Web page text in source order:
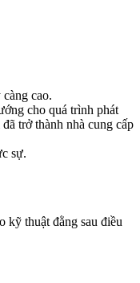
cao.
cho quá trình phát
trở thành nhà cung cấp
sự.
kỹ thuật đằng sau điều